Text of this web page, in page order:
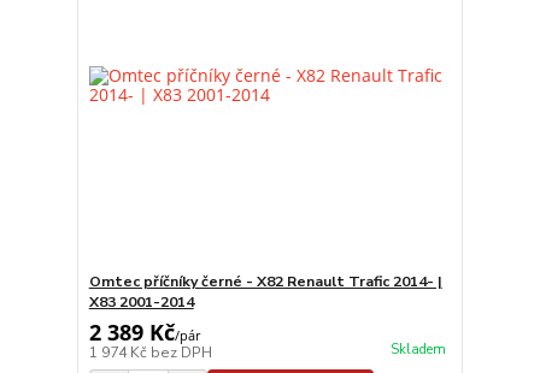
Omtec příčníky černé - X82 Renault Trafic 2014- |
X83 2001-2014
2 389 Kč/pár
1 974 Kč bez DPH Skladem